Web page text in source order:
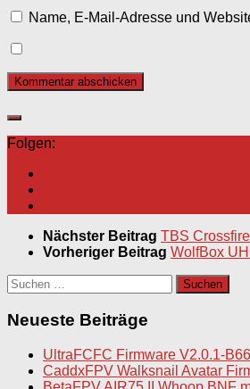
Name, E-Mail-Adresse und
Folgen:
Nächster Beitrag TBS
Vorheriger Beitrag WolfBox
Suchen
nach:
Neueste Beiträge
UltraFCFC Firmware V2.0.1-
CaddxFPV Walksnail Avatar